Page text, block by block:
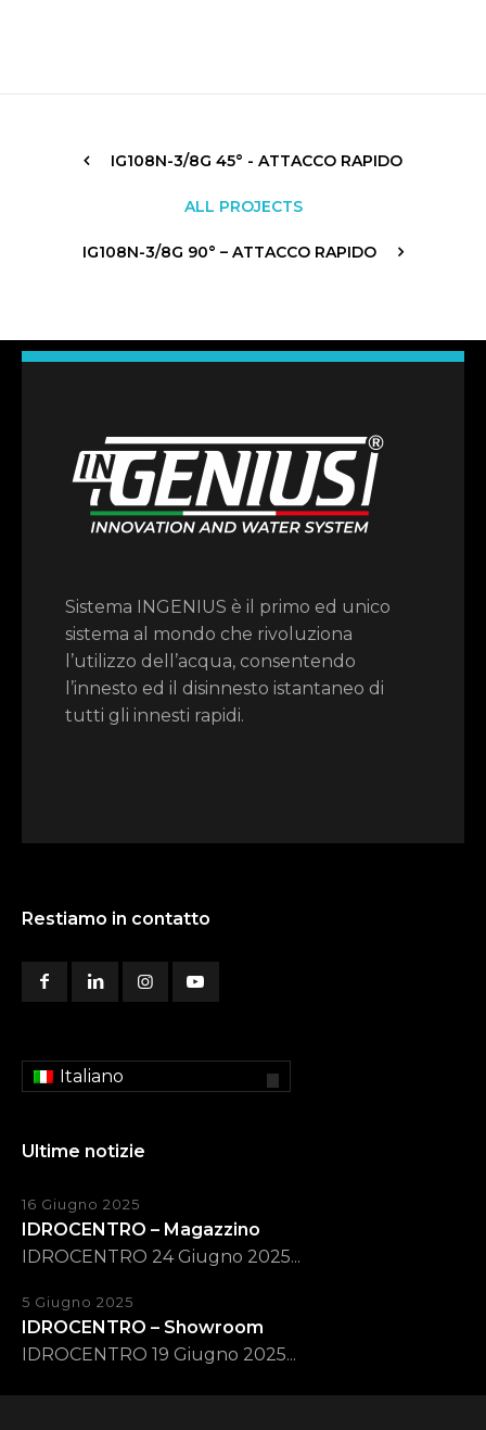
IG108N-3/8G 45° - ATTACCO RAPIDO
ALL PROJECTS
IG108N-3/8G 90° – ATTACCO RAPIDO
Sistema INGENIUS è il primo ed unico
sistema al mondo che rivoluziona
l’utilizzo dell’acqua, consentendo
l’innesto ed il disinnesto istantaneo di
tutti gli innesti rapidi.
Restiamo in contatto
Italiano
Ultime notizie
16 Giugno 2025
IDROCENTRO – Magazzino
IDROCENTRO 24 Giugno 2025...
5 Giugno 2025
IDROCENTRO – Showroom
IDROCENTRO 19 Giugno 2025...